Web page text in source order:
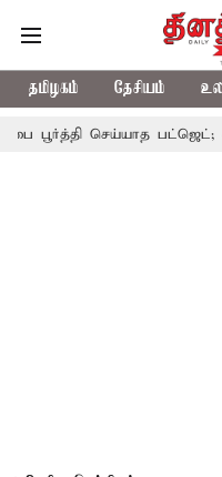
தமிழகம் தேசியம்
செய்யாத பட்ஜெட்; எடப்பாடி